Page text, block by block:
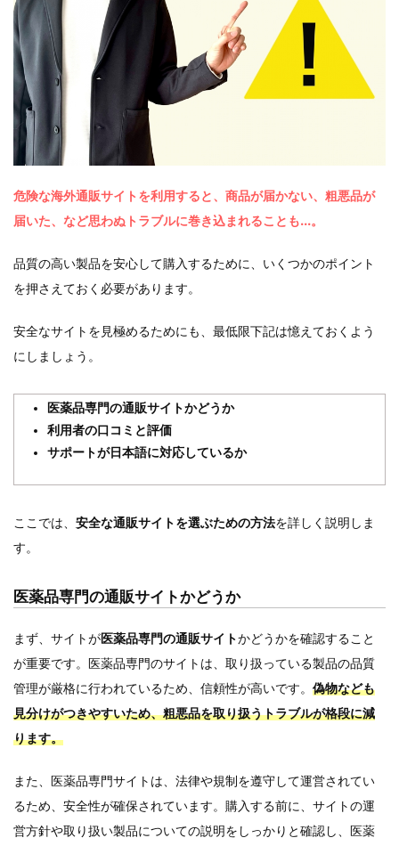
危険な海外通販サイトを利用すると、商品が届かない、粗悪品が
届いた、など思わぬトラブルに巻き込まれることも…。
品質の高い製品を安心して購入するために、いくつかのポイント
を押さえておく必要があります。
安全なサイトを見極めるためにも、最低限下記は憶えておくよう
にしましょう。
医薬品専門の通販サイトかどうか
利用者の口コミと評価
サポートが日本語に対応しているか
ここでは、 安全な通販サイトを選ぶための方法を詳しく説明しま
す。
医薬品専門の通販サイトかどうか
まず、サイトが医薬品専門の通販サイトかどうかを確認すること
が重要です。医薬品専門のサイトは、取り扱っている製品の品質
管理が厳格に行われているため、信頼性が高いです。 偽物なども
見分けがつきやすいため、粗悪品を取り扱うトラブルが格段に減
ります。
また、医薬品専門サイトは、法律や規制を遵守して運営されてい
るため、安全性が確保されています。購入する前に、サイトの運
営方針や取り扱い製品についての説明をしっかりと確認し、医薬